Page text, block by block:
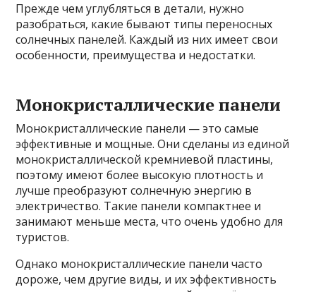
Прежде чем углубляться в детали, нужно
разобраться, какие бывают типы переносных
солнечных панелей. Каждый из них имеет свои
особенности, преимущества и недостатки.
Монокристаллические панели
Монокристаллические панели — это самые
эффективные и мощные. Они сделаны из единой
монокристаллической кремниевой пластины,
поэтому имеют более высокую плотность и
лучше преобразуют солнечную энергию в
электричество. Такие панели компактнее и
занимают меньше места, что очень удобно для
туристов.
Однако монокристаллические панели часто
дороже, чем другие виды, и их эффективность